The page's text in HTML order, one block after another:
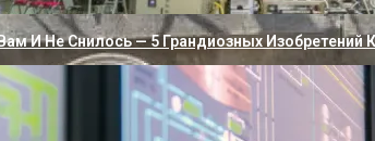
И Не Снилось — 5 Грандиозных Изобретений
каркас не меняет форму даже при
до мелочей. Двери состоят из